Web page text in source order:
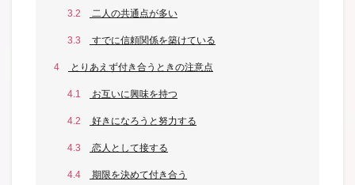
3.2 二人の共通点が多い
3.3 すでに信頼関係を築けている
4 とりあえず付き合うときの注意点
4.1 お互いに興味を持つ
4.2 好きになろうと努力する
4.3 恋人として接する
4.4 期限を決めて付き合う